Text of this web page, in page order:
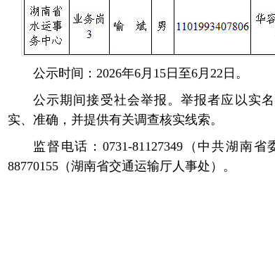
公示时间：2026年6月15日至6月22日。
公示期间接受社会举报。举报者应以实
实、准确，并提供有关调查核实线索。
监督电话：0731-81127349（中共湖南
88770155（湖南省交通运输厅人事处）。